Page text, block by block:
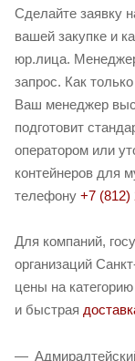
Сделайте заявку
вашей закупке и
юр.лица.
запрос. Как
Ваш менеджер
подготовит
оператором или
контейнеров для
телефону +7 (812)
Для компаний,
организаций
цены на
и быстрая